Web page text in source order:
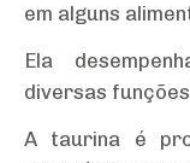
em alguns
Ela
diversas
A taurina é